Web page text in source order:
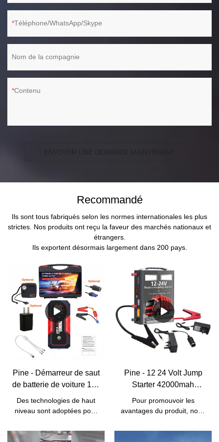
Téléphone/WhatsApp/Skype
Nom de la compagnie
Contenu
ENVOYER UNE DEMANDE MAINTENANT
Recommandé
Ils sont tous fabriqués selon les normes internationales les plus
strictes. Nos produits ont reçu la faveur des marchés nationaux et
étrangers.
Ils exportent désormais largement dans 200 pays.
Pine - Démarreur de saut
de batterie de voiture 12v
Démarreur de saut
d'urgence multifonction
10000mah Chargeur de
Des technologies de haut
niveau sont adoptées pour
maintenant. Ce sont ces
Pine - 12 24 Volt Jump
Starter 42000mah
Portable Power Bank
Emergency Tool Battery
Pour Heavy Duty Truck
Pour promouvoir les
avantages du produit, nous
des technologies modernes